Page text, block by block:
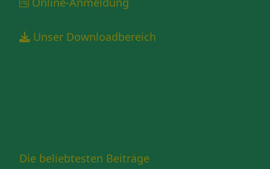
Unser Downloadbereich
Die beliebtesten Beiträge